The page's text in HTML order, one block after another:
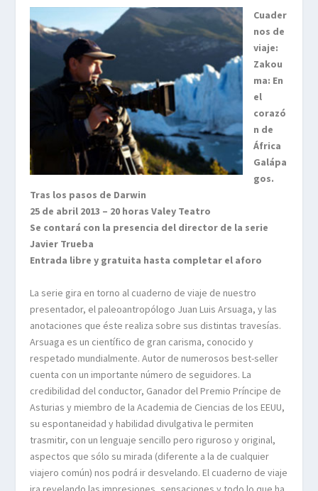
Cuader
nos de
viaje:
Zakou
ma: En
el
corazó
n de
África
Galápa
gos.
Tras los pasos de Darwin
25 de abril 2013 – 20 horas Valey Teatro
Se contará con la presencia del director de la serie
Javier Trueba
Entrada libre y gratuita hasta completar el aforo
La serie gira en torno al cuaderno de viaje de nuestro
presentador, el paleoantropólogo Juan Luis Arsuaga, y las
anotaciones que éste realiza sobre sus distintas travesías.
Arsuaga es un científico de gran carisma, conocido y
respetado mundialmente. Autor de numerosos best-seller
cuenta con un importante número de seguidores. La
credibilidad del conductor, Ganador del Premio Príncipe de
Asturias y miembro de la Academia de Ciencias de los EEUU,
su espontaneidad y habilidad divulgativa le permiten
trasmitir, con un lenguaje sencillo pero riguroso y original,
aspectos que sólo su mirada (diferente a la de cualquier
viajero común) nos podrá ir desvelando. El cuaderno de viaje